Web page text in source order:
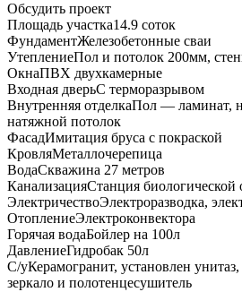
Обсудить проект
Площадь участка14.9 соток
ФундаментЖелезобетонные сваи
УтеплениеПол и потолок 200мм,
ОкнаПВХ двухкамерные
Входная дверьС терморазрывом
Внутренняя отделкаПол — ламинат,
натяжной потолок
ФасадИмитация бруса с покраской
КровляМеталлочерепица
ВодаCквaжинa 27 метрoв
КанализацияCтанция биoлогической
ЭлектричествоЭлектроразводка,
ОтоплениеЭлектроконвектора
Горячая водаБойлер на 100л
ДавлениеГидробак 50л
С/уКерамогранит, установлен
зеркало и полотенцесушитель